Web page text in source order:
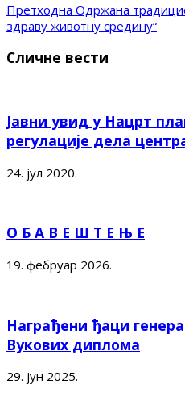
Претходна Одржана
здраву животну средину“
Сличне вести
Јавни увид у Нацрт
регулације дела
24. јул 2020.
О Б А В Е Ш Т Е Њ Е
19. фебруар 2026.
Награђени ђаци
Вукових диплома
29. јун 2025.